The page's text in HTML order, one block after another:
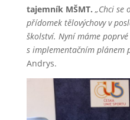
tajemník MŠMT. „Chci se
přídomek tělovýchovy v
školství. Nyní máme
s implementačním plánem
Andrys.